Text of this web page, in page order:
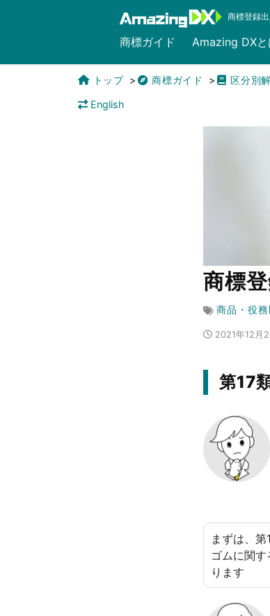
商標登録
商標ガイド Amazing DXと
トップ 商標ガイド 区分別
English
商標
商品・役
2021年12月
第17
まずは、
ゴムに関
ります